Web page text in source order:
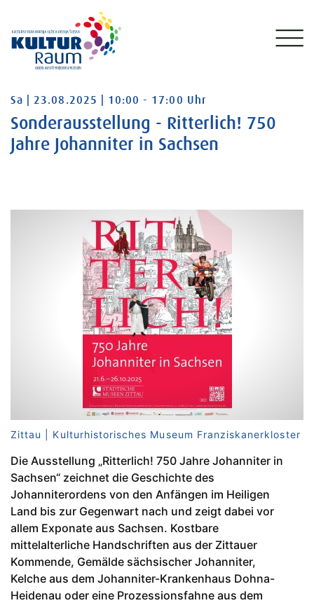
Samstag 23.08.2025 10:00 - 17:00 Uhr
Sa | 23.08.2025 | 10:00 - 17:00 Uhr
Sonderausstellung - Ritterlich! 750
Jahre Johanniter in Sachsen
Zittau | Kulturhistorisches Museum Franziskanerkloster
Die Ausstellung „Ritterlich! 750 Jahre Johanniter in
Sachsen“ zeichnet die Geschichte des
Johanniterordens von den Anfängen im Heiligen
Land bis zur Gegenwart nach und zeigt dabei vor
allem Exponate aus Sachsen. Kostbare
mittelalterliche Handschriften aus der Zittauer
Kommende, Gemälde sächsischer Johanniter,
Kelche aus dem Johanniter-Krankenhaus Dohna-
Heidenau oder eine Prozessionsfahne aus dem